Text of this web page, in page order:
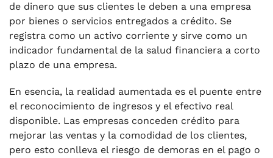
de dinero que sus clientes le deben a una empresa
por bienes o servicios entregados a crédito. Se
registra como un activo corriente y sirve como un
indicador fundamental de la salud financiera a corto
plazo de una empresa.
En esencia, la realidad aumentada es el puente entre
el reconocimiento de ingresos y el efectivo real
disponible. Las empresas conceden crédito para
mejorar las ventas y la comodidad de los clientes,
pero esto conlleva el riesgo de demoras en el pago o